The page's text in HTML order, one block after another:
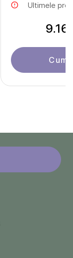
Ultimele